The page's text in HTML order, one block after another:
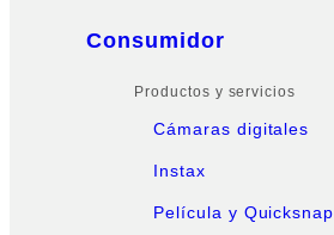
Sitemap
Consumidor
Productos y servicios
Cámaras digitales
Instax
Película y Quicksnap